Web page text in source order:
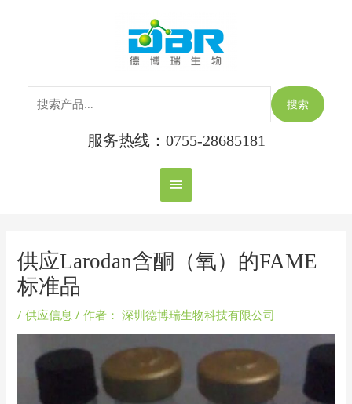
主
菜
单
搜索
服务热线：0755-28685181
供应Larodan含酮（氧）的FAME
标准品
/供应信息 / 作者： 深圳德博瑞生物科技有限公司